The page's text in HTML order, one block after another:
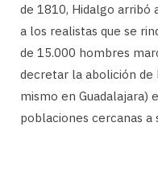
de 1810, Hidalgo arribó
a los realistas que se
de 15.000 hombres
decretar la abolición de
mismo en Guadalajara)
poblaciones cercanas a